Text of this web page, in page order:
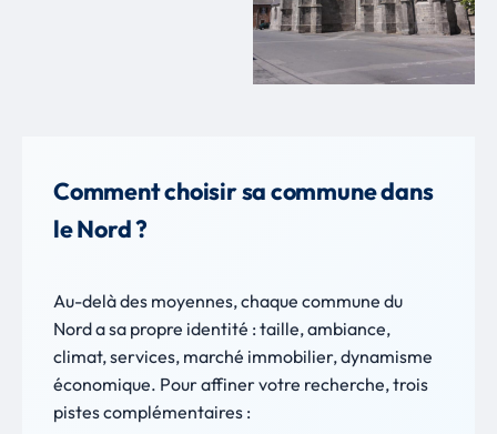
Comment choisir sa commune dans
le Nord ?
Au-delà des moyennes, chaque commune du
Nord a sa propre identité : taille, ambiance,
climat, services, marché immobilier, dynamisme
économique. Pour affiner votre recherche, trois
pistes complémentaires :